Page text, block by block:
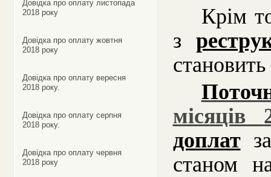
Довідка про оплату листопада
2018 року
Довідка про оплату жовтня
2018 року
Довідка про оплату вересня
2018 року.
Довідка про оплату серпня
2018 року.
Довідка про оплату червня
2018 року
Крім
з
місяців
доплатза
станом